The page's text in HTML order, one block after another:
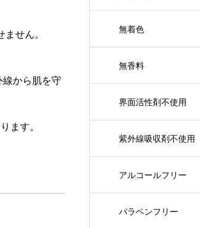
せん。
から肌を守
ます。
無着色
無香料
界面活性剤不使用
紫外線吸収剤不使用
アルコールフリー
パラベンフリー